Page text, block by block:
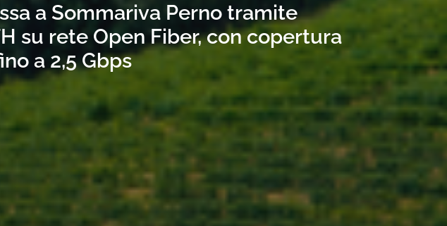
a Sommariva Perno tramite
su rete Open Fiber, con copertura
a 2,5 Gbps